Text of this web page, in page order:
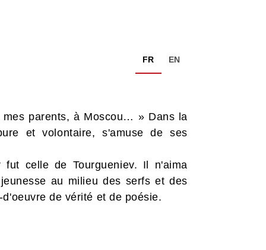
FR EN
parents, à Moscou… » Dans la
et volontaire, s'amuse de ses
celle de Tourgueniev. Il n'aima
au milieu des serfs et des
de vérité et de poésie.